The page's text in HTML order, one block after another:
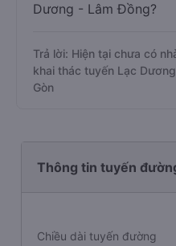
Dương - Lâm Đồng?
Trả lời: Hiện tại chưa có
khai thác tuyến Lạc
Gòn
Thông tin tuyến
Chiều dài tuyến đường